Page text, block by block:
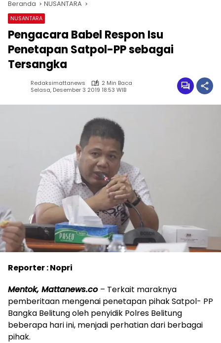
Beranda NUSANTARA
NUSANTARA
Pengacara Babel Respon Isu
Penetapan Satpol-PP sebagai
Tersangka
Redaksimattanews
2 Min Baca
Selasa, Desember 3 2019 18:53 WIB
Reporter : Nopri
Mentok, Mattanews.co – Terkait maraknya
pemberitaan mengenai penetapan pihak Satpol- PP
Bangka Belitung oleh penyidik Polres Belitung
beberapa hari ini, menjadi perhatian dari berbagai
pihak.